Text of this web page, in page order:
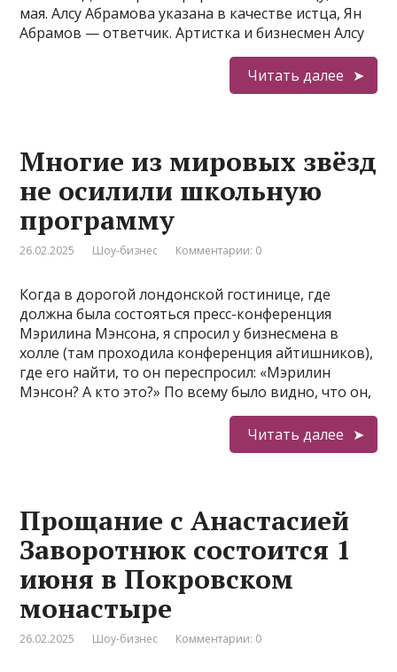
мая. Алсу Абрамова указана в качестве истца, Ян
Абрамов — ответчик. Артистка и бизнесмен Алсу
Читать далее
Многие из мировых звёзд
не осилили школьную
программу
26.02.2025 Шоу-бизнес Комментарии: 0
Когда в дорогой лондонской гостинице, где
должна была состояться пресс-конференция
Мэрилина Мэнсона, я спросил у бизнесмена в
холле (там проходила конференция айтишников),
где его найти, то он переспросил: «Мэрилин
Мэнсон? А кто это?» По всему было видно, что он,
Читать далее
Прощание c Анастасией
Заворотнюк состоится 1
июня в Покровском
монастыре
26.02.2025 Шоу-бизнес Комментарии: 0